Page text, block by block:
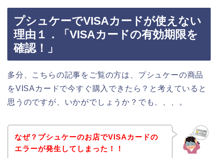
プシュケーでVISAカードが使えない
理由１．「VISAカードの有効期限を
確認！」
多分、こちらの記事をご覧の方は、プシュケーの商品
をVISAカードで今すぐ購入できたら？と考えていると
思うのですが、いかがでしょうか？でも、、、。
なぜ？プシュケーのお店でVISAカードの
エラーが発生してしまった！！